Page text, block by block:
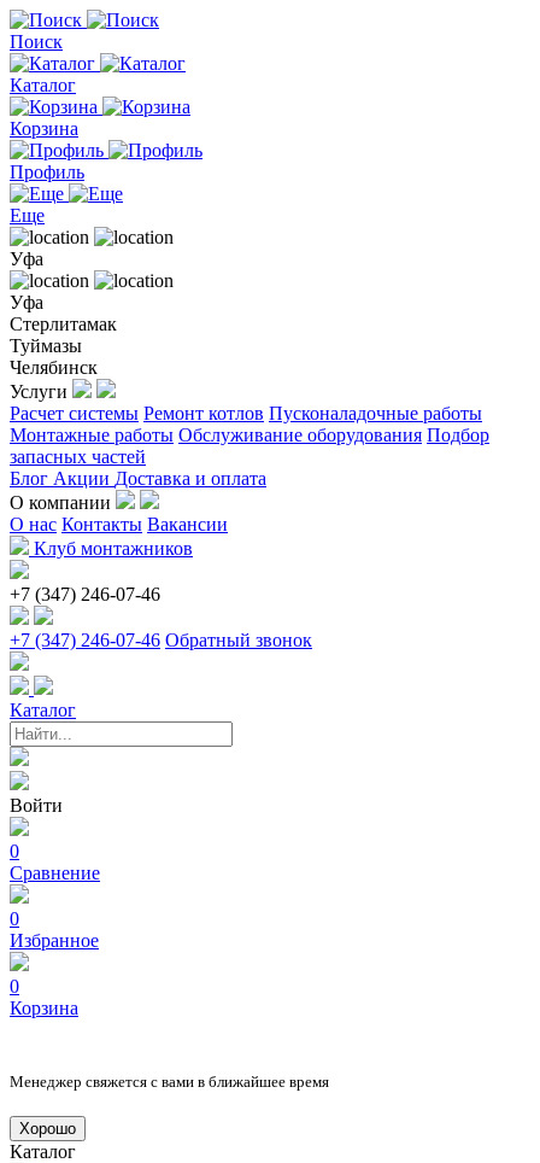
Поиск
Каталог
Корзина
Профиль
Еще
Уфа
Уфа
Стерлитамак
Туймазы
Челябинск
Услуги
Расчет системы Ремонт котлов Пусконаладочные работы
Монтажные работы Обслуживание оборудования Подбор
запасных частей
Блог Акции Доставка и оплата
О компании
О нас Контакты Вакансии
Клуб монтажников
+7 (347) 246-07-46
+7 (347) 246-07-46 Обратный звонок
Каталог
Войти
0
Сравнение
0
Избранное
0
Корзина
Менеджер свяжется с вами в ближайшее время
Хорошо
Каталог